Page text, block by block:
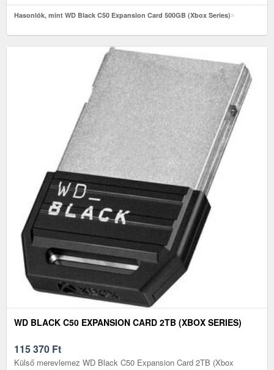
Hasonlók, mint WD Black C50 Expansion Card 500GB (Xbox Series)
WD BLACK C50 EXPANSION CARD 2TB (XBOX SERIES)
115 370 Ft
Külső merevlemez WD Black C50 Expansion Card 2TB (Xbox